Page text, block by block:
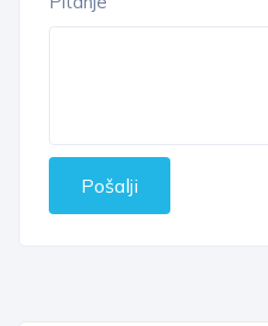
Pošalji